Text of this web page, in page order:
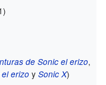
de Sonic el erizo,
erizo ySonic X)